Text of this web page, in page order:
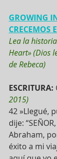
GROWING
CRECEMOS
Lea la
Heart» (Dios
de Rebeca)
ESCRITURA:
2015)
42 »Llegué,
dije:
Abraham,
éxito a mi